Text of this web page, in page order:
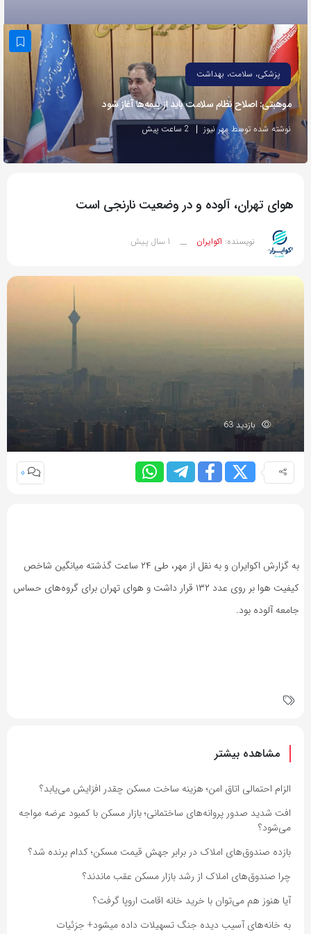
اشتراک
بگذارید.
کپی
لینک
پزشکی، سلامت، بهداشت
موهبتی: اصلاح نظام سلامت باید از بیمه‌ها آغاز شود
نوشته شده توسط مهر نیوز 2 ساعت پیش
هوای تهران، آلوده و در وضعیت نارنجی است
نویسنده: اکوایران __ 1 سال پیش
بازدید 63
0
به گزارش اکوایران و به نقل از مهر، طی ۲۴ ساعت گذشته میانگین شاخص
کیفیت هوا بر روی عدد ۱۳۲ قرار داشت و هوای تهران برای گروه‌های حساس
جامعه آلوده بود.
مشاهده بیشتر
الزام احتمالی اتاق امن؛ هزینه ساخت مسکن چقدر افزایش می‌یابد؟
افت شدید صدور پروانه‌های ساختمانی؛ بازار مسکن با کمبود عرضه مواجه
می‌شود؟
بازده صندوق‌های املاک در برابر جهش قیمت مسکن؛ کدام برنده شد؟
چرا صندوق‌های املاک از رشد بازار مسکن عقب ماندند؟
آیا هنوز هم می‌توان با خرید خانه اقامت اروپا گرفت؟
به خانه‌های آسیب دیده جنگ تسهیلات داده میشود+ جزئیات